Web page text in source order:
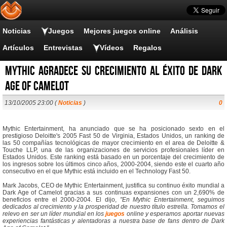
Noticias Juegos Mejores juegos online Análisis
Artículos Entrevistas Vídeos Regalos
Mythic agradece su crecimiento al éxito de Dark
Age of Camelot
13/10/2005 23:00 (Noticias ) 0
Mythic Entertainment, ha anunciado que se ha posicionado sexto en el
prestigioso Deloitte's 2005 Fast 50 de Virginia, Estados Unidos, un ranking de
las 50 compañías tecnológicas de mayor crecimiento en el area de Deloitte &
Touche LLP, una de las organizaciones de servicios profesionales líder en
Estados Unidos. Este ranking está basado en un porcentaje del crecimiento de
los ingresos sobre los últimos cinco años, 2000-2004, siendo este el cuarto año
consecutivo en el que Mythic está incluido en el Technology Fast 50.
Mark Jacobs, CEO de Mythic Entertainment, justifica su continuo éxito mundial a
Dark Age of Camelot gracias a sus continuas expansiones con un 2,690% de
beneficios entre el 2000-2004. El dijo, "En Mythic Entertainment, seguimos
dedicados al crecimiento y la prosperidad de nuestro título estrella. Tomamos el
relevo en ser un líder mundial en losjuegos online y esperamos aportar nuevas
experiencias fantásticas y alentadoras a nuestra base de fans dentro de Dark